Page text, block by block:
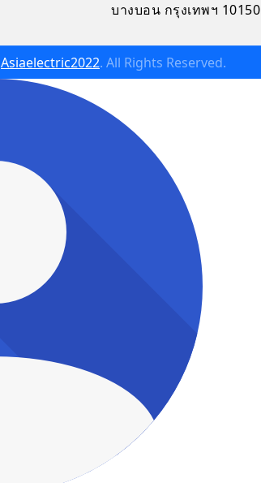
บางบอน กรุงเทพฯ 10150
Asiaelectric2022. All Rights Reserved.